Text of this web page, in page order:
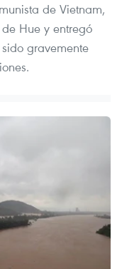
de Vietnam,
Hue y entregó
gravemente